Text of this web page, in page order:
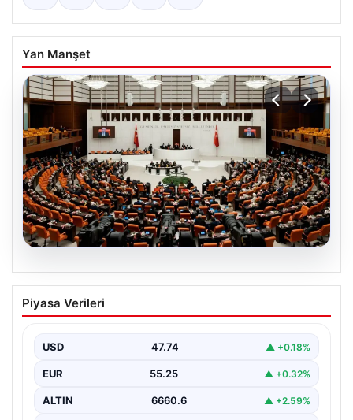
Yan Manşet
07.08.2026
TBMM’de “Terörsüz Türkiye”
Tartışması: İYİ Parti’nin Araştırma
Türkiye Büyük Millet Meclisi Genel Kurulu'nda, İYİ Parti
Piyasa Verileri
USD 47.74 ▲ +0.18%
EUR 55.25 ▲ +0.32%
ALTIN 6660.6 ▲ +2.59%